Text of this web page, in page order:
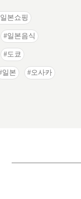
일본쇼핑
일본음식
도쿄
일본 오사카